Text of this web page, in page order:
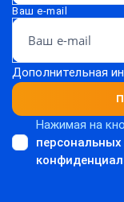
Ваш e-mail
Дополнительная
Нажимая на